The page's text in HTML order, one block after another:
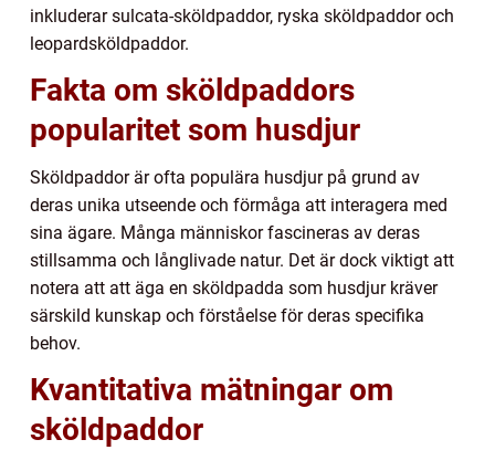
inkluderar sulcata-sköldpaddor, ryska sköldpaddor och
leopardsköldpaddor.
Fakta om sköldpaddors
popularitet som husdjur
Sköldpaddor är ofta populära husdjur på grund av
deras unika utseende och förmåga att interagera med
sina ägare. Många människor fascineras av deras
stillsamma och långlivade natur. Det är dock viktigt att
notera att att äga en sköldpadda som husdjur kräver
särskild kunskap och förståelse för deras specifika
behov.
Kvantitativa mätningar om
sköldpaddor